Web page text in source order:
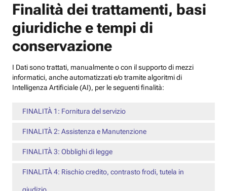
Finalità dei trattamenti, basi
giuridiche e tempi di
conservazione
I Dati sono trattati, manualmente o con il supporto di mezzi
informatici, anche automatizzati e/o tramite algoritmi di
Intelligenza Artificiale (AI), per le seguenti finalità:
FINALITÀ 1: Fornitura del servizio
FINALITÀ 2: Assistenza e Manutenzione
FINALITÀ 3: Obblighi di legge
FINALITÀ 4: Rischio credito, contrasto frodi, tutela in